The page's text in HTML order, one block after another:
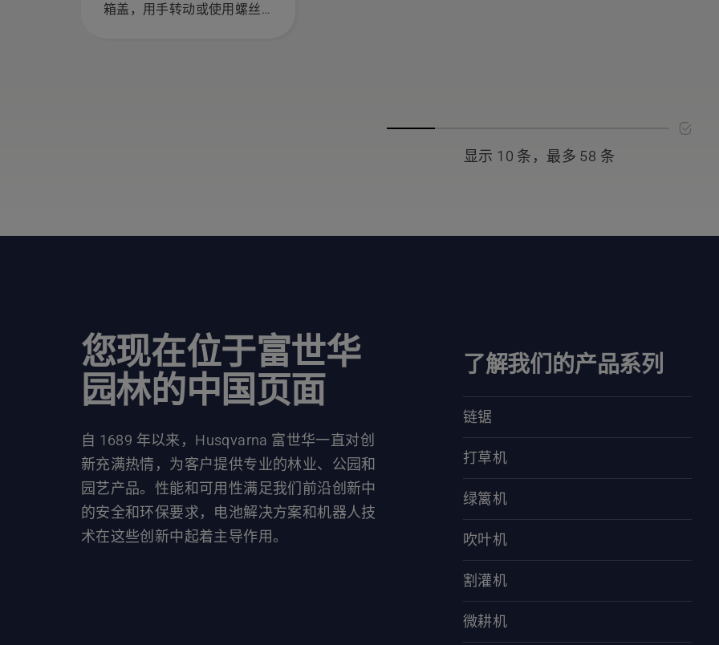
箱盖，用手转动或使用螺丝
显示 10 条，最多 58 条
您现在位于富世华
园林的中国页面
自 1689 年以来，Husqvarna 富世华一直对创
新充满热情，为客户提供专业的林业、公园和
园艺产品。性能和可用性满足我们前沿创新中
的安全和环保要求，电池解决方案和机器人技
术在这些创新中起着主导作用。
了解我们的产品系列
链锯
打草机
绿篱机
吹叶机
割灌机
微耕机